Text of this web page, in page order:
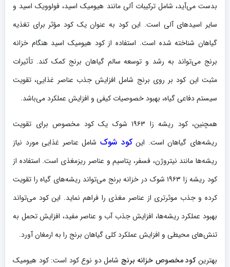
بدست می‌آید، شامل ترکیبات آلی مانند هیومیک اسید، فولوویک اسید و
سایر اسیدهای آلی است. این کود به عنوان یک کود مؤثر برای تغذیه
گیاهان شناخته شده است. استفاده از کود هیومیک اسید هنگام خزانه
برنج می‌تواند به رشد و توسعه سالم گیاهان برنج کمک کند. تأثیرات
مثبت این کود بر روی برنج شامل افزایش جذب عناصر غذایی، تقویت
سیستم دفاعی گیاه، بهبود خصوصیات کیفی و افزایش عملکرد می‌باشد.
همچنین، کود ریشه زا ۱۹۶۳ شوک یک کود مخصوص برای تقویت
ریشه‌های گیاهان است. اینکود شوک شامل عناصر غذایی مورد نیاز
ریشه‌ها مانند نیتروژن، فسفر، پتاسیم و عناصر ریزمغذی است. استفاده از
کود ریشه زا ۱۹۶۳ شوک در خزانه برنج می‌تواند ریشه‌های گیاه را تقویت
کرده و جذب موثرتری از عناصر مغذی را فراهم نماید. این کود می‌تواند
بهبود عملکرد ریشه‌ها، افزایش جذب آب و عناصر مفید، افزایش تحمل به
تنش‌های محیطی و افزایش عملکرد کلی گیاهان برنج را به ارمغان آورد.
بهترینکود مخصوص خزانه برنج شامل دو نوع کود است: کود هیومیک